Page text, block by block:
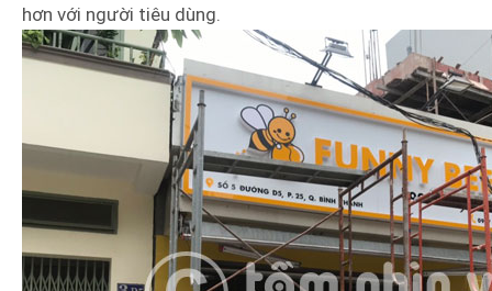
hơn với người tiêu dùng.